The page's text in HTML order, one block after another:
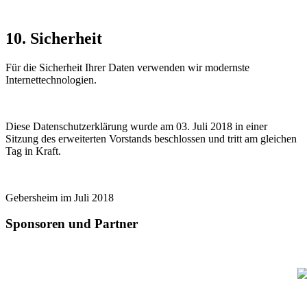
10. Sicherheit
Für die Sicherheit Ihrer Daten verwenden wir modernste
Internettechnologien.
Diese Datenschutzerklärung wurde am 03. Juli 2018 in einer
Sitzung des erweiterten Vorstands beschlossen und tritt am gleichen
Tag in Kraft.
Gebersheim im Juli 2018
Sponsoren und Partner